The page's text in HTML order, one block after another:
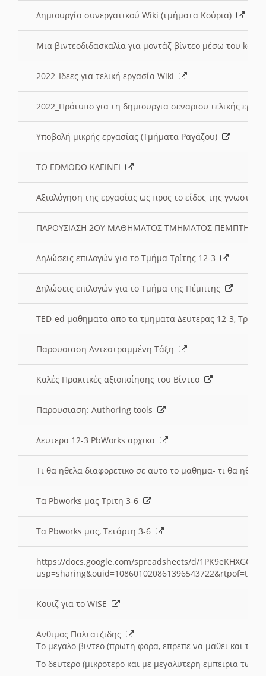
Δημιουργία συνεργατικού Wiki (τμήματα Κούρια)
Μια βιντεοδιδασκαλία για μοντάζ βίντεο μέσω του
2022_Ιδεες για τελική εργασία Wiki
2022_Πρότυπο για τη δημιουργια σεναριου τελικής
Υποβολή μικρής εργασίας (Τμήματα Ραγάζου)
ΤΟ EDMODO ΚΛΕΙΝΕΙ
Αξιολόγηση της εργασίας ως προς το είδος της
ΠΑΡΟΥΣΙΑΣΗ 2ΟΥ ΜΑΘΗΜΑΤΟΣ ΤΜΗΜΑΤΟΣ
Δηλώσεις επιλογών για το Τμήμα Τρίτης 12-3
Δηλώσεις επιλογών για το Τμήμα της Πέμπτης
TED-ed μαθηματα απο τα τμηματα Δευτερας 12-3,
Παρουσιαση Αντεστραμμένη Τάξη
Καλές Πρακτικές αξιοποίησης του Βίντεο
Παρουσιαση: Authoring tools
Δευτερα 12-3 PbWorks αρχικα
Τι θα ηθελα διαφορετικο σε αυτο το μαθημα- τι θα
Τα Pbworks μας Τριτη 3-6
Τα Pbworks μας, Τετάρτη 3-6
https://docs.google.com/spreadsheets/d/
Κουιζ για το WISE
Ανθιμος Παλτατζιδης
Το μεγαλο βιντεο (πρωτη φορα, επρεπε να μαθει και το
Το δευτερο (μικροτερο και με μεγαλυτερη εμπειρια